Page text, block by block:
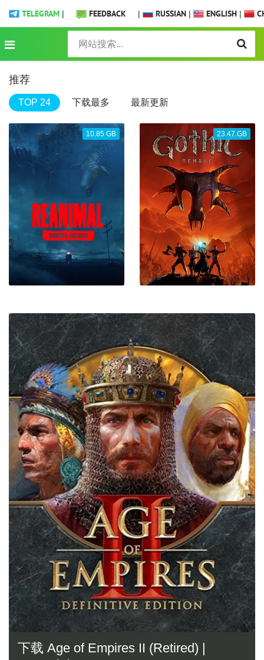
TELEGRAM | FEEDBACK | RUSSIAN | ENGLISH |
推荐
TOP 24 下载最多 最新更新
10.85 GB 23.47 GB
下载 Age of Empires II (Retired) |